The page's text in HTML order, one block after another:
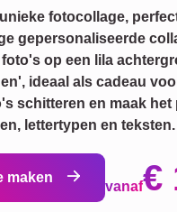
fotocollage,
gepersonaliseerde
op een lila
ideaal als cadeau
schitteren en maak
lettertypen en teksten.
maken
vanaf€